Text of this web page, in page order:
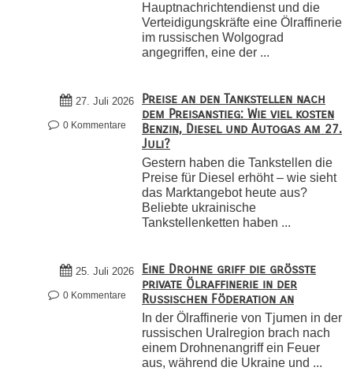
Hauptnachrichtendienst und die
Verteidigungskräfte eine Ölraffinerie
im russischen Wolgograd
angegriffen, eine der ...
27. Juli 2026
0 Kommentare
Preise an den Tankstellen nach
dem Preisanstieg: Wie viel kosten
Benzin, Diesel und Autogas am 27.
Juli?
Gestern haben die Tankstellen die
Preise für Diesel erhöht – wie sieht
das Marktangebot heute aus?
Beliebte ukrainische
Tankstellenketten haben ...
25. Juli 2026
0 Kommentare
Eine Drohne griff die größte
private Ölraffinerie in der
Russischen Föderation an
In der Ölraffinerie von Tjumen in der
russischen Uralregion brach nach
einem Drohnenangriff ein Feuer
aus, während die Ukraine und ...